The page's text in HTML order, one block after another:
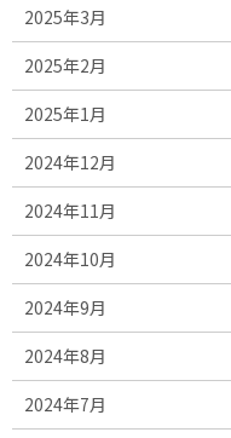
2025年3月
2025年2月
2025年1月
2024年12月
2024年11月
2024年10月
2024年9月
2024年8月
2024年7月